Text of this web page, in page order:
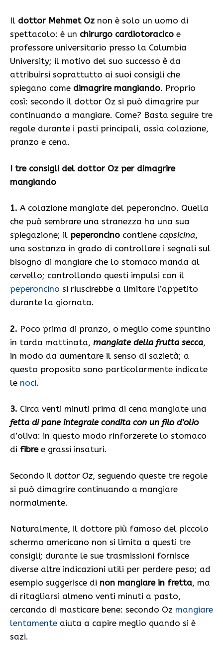
Il dottor Mehmet Oz non è solo un uomo di
spettacolo: è un chirurgo cardiotoracico e
professore universitario presso la Columbia
University; il motivo del suo successo è da
attribuirsi soprattutto ai suoi consigli che
spiegano come dimagrire mangiando. Proprio
così: secondo il dottor Oz si può dimagrire pur
continuando a mangiare. Come? Basta seguire tre
regole durante i pasti principali, ossia colazione,
pranzo e cena.
I tre consigli del dottor Oz per dimagrire
mangiando
1. A colazione mangiate del peperoncino. Quella
che può sembrare una stranezza ha una sua
spiegazione; il peperoncino contiene capsicina,
una sostanza in grado di controllare i segnali sul
bisogno di mangiare che lo stomaco manda al
cervello; controllando questi impulsi con il
peperoncino si riuscirebbe a limitare l’appetito
durante la giornata.
2. Poco prima di pranzo, o meglio come spuntino
in tarda mattinata, mangiate della frutta secca,
in modo da aumentare il senso di sazietà; a
questo proposito sono particolarmente indicate
le noci.
3. Circa venti minuti prima di cena mangiate una
fetta di pane integrale condita con un filo d’olio
d’oliva: in questo modo rinforzerete lo stomaco
di fibree grassi insaturi.
Secondo il dottor Oz, seguendo queste tre regole
si può dimagrire continuando a mangiare
normalmente.
Naturalmente, il dottore più famoso del piccolo
schermo americano non si limita a questi tre
consigli; durante le sue trasmissioni fornisce
diverse altre indicazioni utili per perdere peso; ad
esempio suggerisce di non mangiare in fretta, ma
di ritagliarsi almeno venti minuti a pasto,
cercando di masticare bene: secondo Oz mangiare
lentamente aiuta a capire meglio quando si è
sazi.